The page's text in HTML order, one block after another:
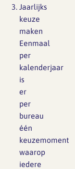
Jaarlijks
keuze
maken
Eenmaal
per
kalenderjaar
is
er
per
bureau
één
keuzemoment
waarop
iedere